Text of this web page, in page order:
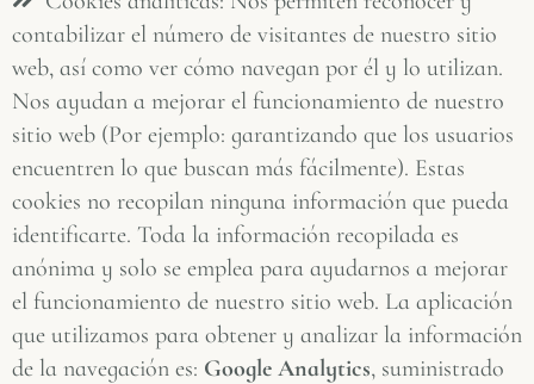
contabilizar el número de visitantes de nuestro sitio
web, así como ver cómo navegan por él y lo utilizan.
Nos ayudan a mejorar el funcionamiento de nuestro
sitio web (Por ejemplo: garantizando que los usuarios
encuentren lo que buscan más fácilmente). Estas
cookies no recopilan ninguna información que pueda
identificarte. Toda la información recopilada es
anónima y solo se emplea para ayudarnos a mejorar
el funcionamiento de nuestro sitio web. La aplicación
que utilizamos para obtener y analizar la información
de la navegación es: Google Analytics, suministrado